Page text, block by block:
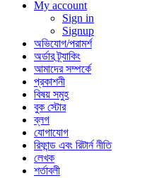
My account
Sign in
Signup
অভিযোগ/পরামর্শ
অর্ডার ট্র্যাকিং
আমাদের সম্পর্কে
প্রকাশনী
বিষয় সমুহ
বুক স্টোর
ব্লগ
যোগাযোগ
রিফান্ড এবং রিটার্ন নীতি
লেখক
শর্তাবলী